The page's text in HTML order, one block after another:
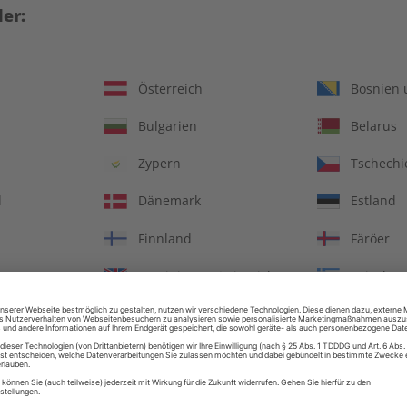
€ 9,99
€ 9,90
LESEPROBE
Österreich Bosnien
Bulgarien Belarus
Zypern
Dänemark Estland
Finnland Färöer
Vereinigtes Königreich
Ungarn Irland
Italien Jersey
Litauen